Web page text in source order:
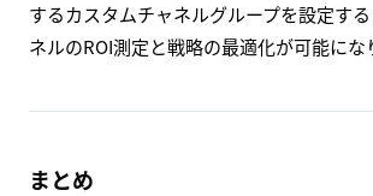
するカスタムチャネルグループを設定す
ネルのROI測定と戦略の最適化が可能にな
まとめ